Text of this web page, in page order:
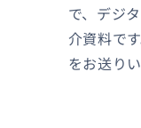
コラムお知らせ
で、デジ
介資料で
をお送り